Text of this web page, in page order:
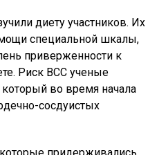
диету участников. Их
специальной шкалы,
приверженности к
Риск ВСС ученые
во время начала
сосдуистых